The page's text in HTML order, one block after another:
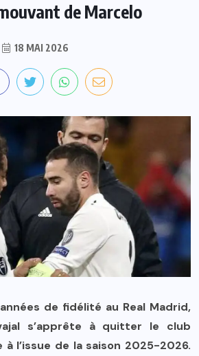
de Marcelo
18 MAI 2026
de fidélité au Real Madrid,
s’apprête à quitter le club
à l’issue de la saison 2025-2026.